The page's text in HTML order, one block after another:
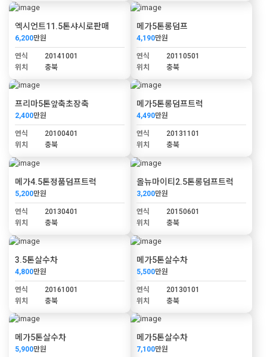
엑시언트11.5톤샤시로판매
6,200만원
연식
20141001
위치
충북
메가5톤롱덤프
4,190만원
연식
20110501
위치
충북
프리마5톤앞축초장축
2,400만원
연식
20100401
위치
충북
메가5톤롱덤프트럭
4,490만원
연식
20131101
위치
충북
메가4.5톤정품덤프트럭
5,200만원
연식
20130401
위치
충북
올뉴마이티2.5톤롱덤프트럭
3,200만원
연식
20150601
위치
충북
3.5톤살수차
4,800만원
연식
20161001
위치
충북
메가5톤살수차
5,500만원
연식
20130101
위치
충북
메가5톤살수차
5,900만원
메가5톤살수차
7,100만원